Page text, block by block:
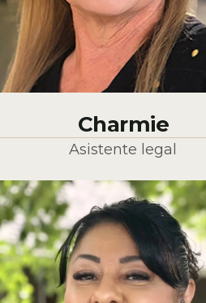
Charmie
Asistente legal